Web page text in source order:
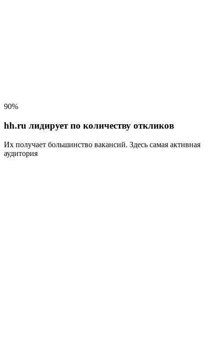
90%
hh.ru лидирует по количеству откликов
Их получает большинство вакансий. Здесь самая активная
аудитория